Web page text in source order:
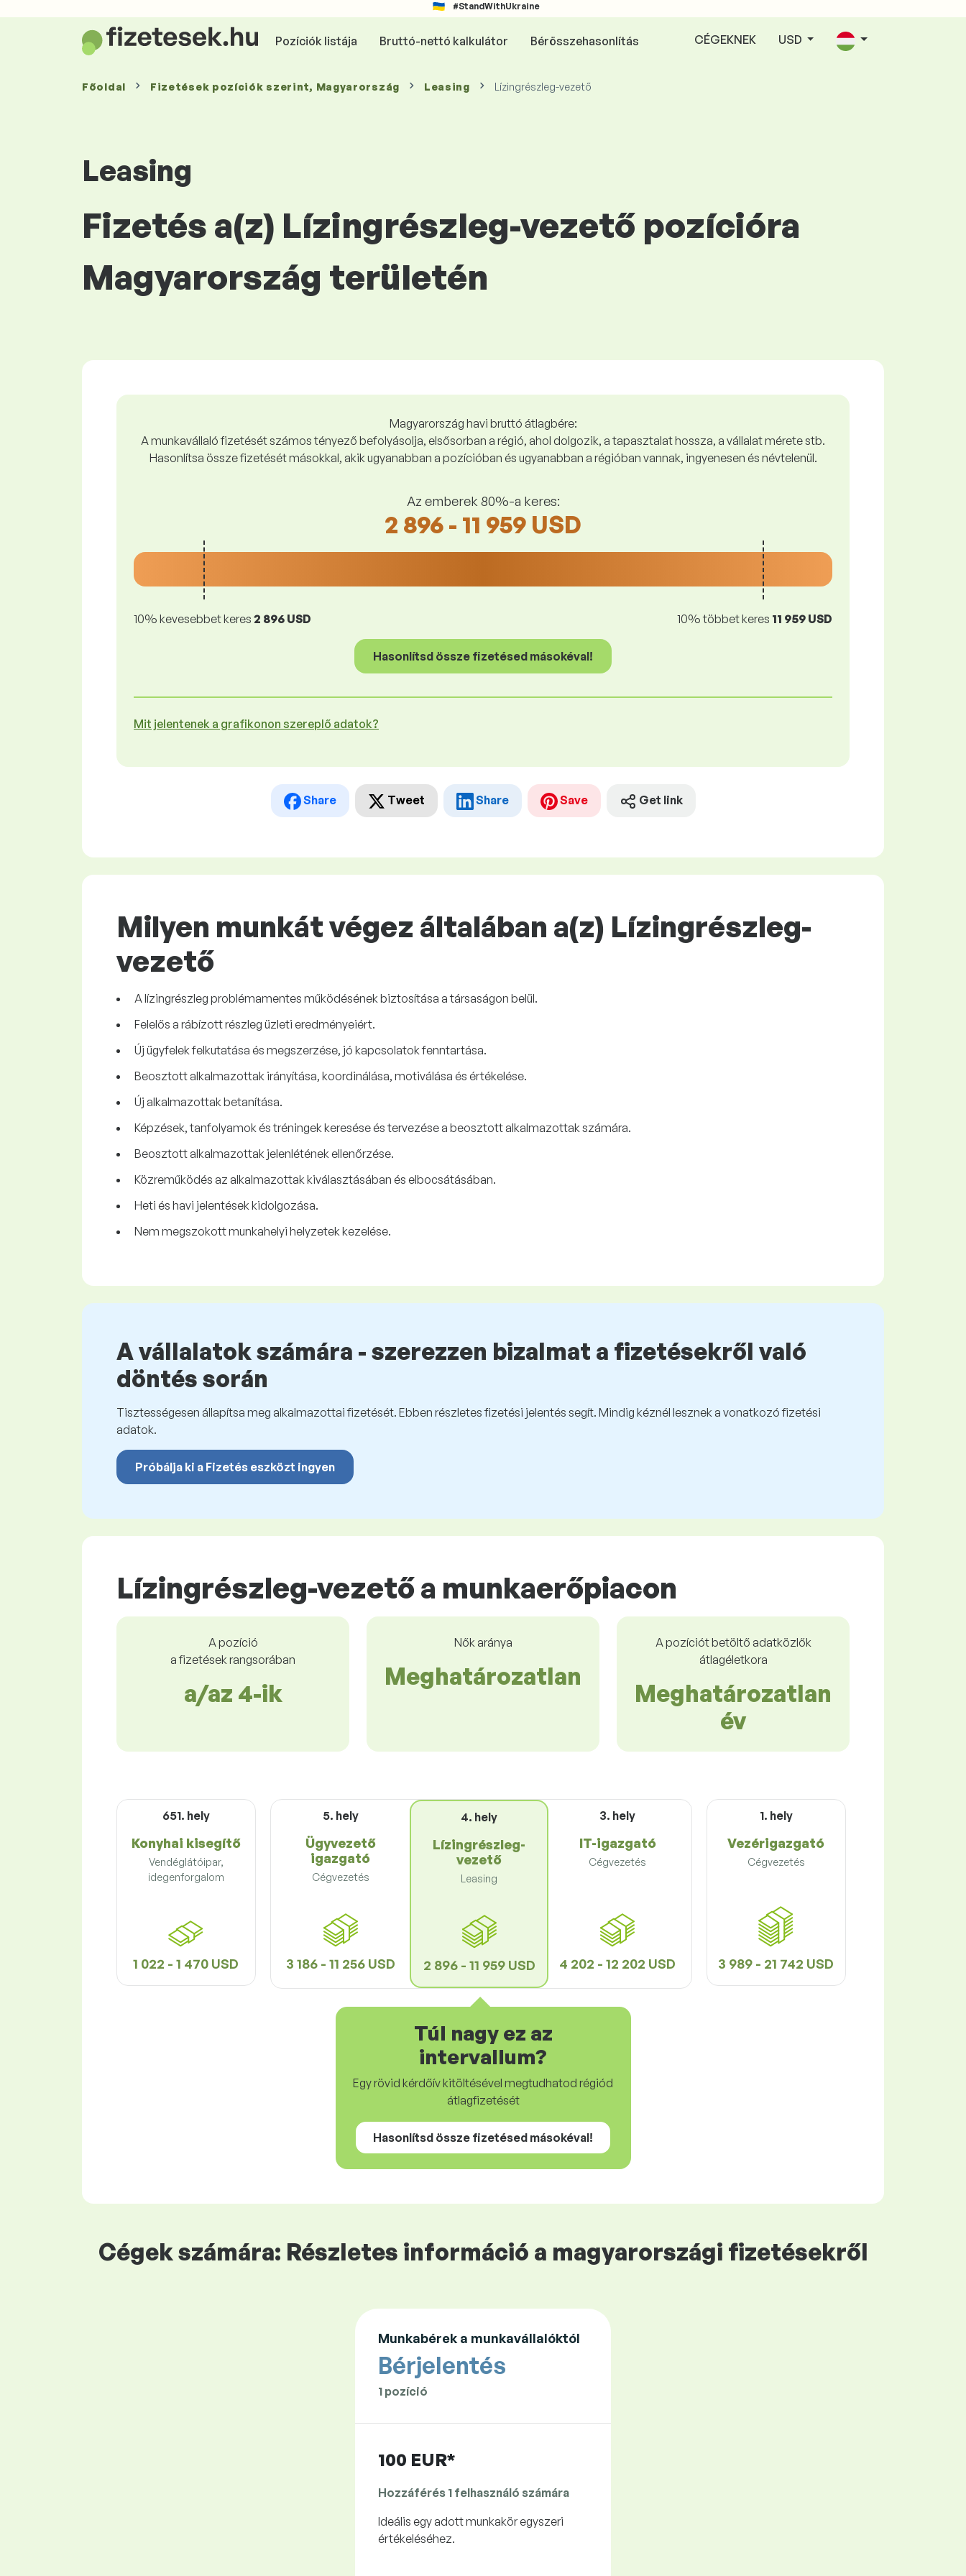
#StandWithUkraine
Pozíciók listája Bruttó-nettó kalkulátor Bérösszehasonlítás CÉGEKNEK USD
Főoldal Fizetések pozíciók szerint, Magyarország Leasing Lízingrészleg-vezető
Leasing
Fizetés a(z) Lízingrészleg-vezető pozícióra
Magyarország területén
Magyarország havi bruttó átlagbére:
A munkavállaló fizetését számos tényező befolyásolja, elsősorban a régió, ahol dolgozik, a tapasztalat hossza, a vállalat mérete stb.
Hasonlítsa össze fizetését másokkal, akik ugyanabban a pozícióban és ugyanabban a régióban vannak, ingyenesen és névtelenül.
Az emberek 80%-a keres:
2 896 - 11 959 USD
10% kevesebbet keres 2 896 USD 10% többet keres 11 959 USD
Hasonlítsd össze fizetésed másokéval!
Mit jelentenek a grafikonon szereplő adatok?
Share Tweet Share Save Get link
Milyen munkát végez általában a(z) Lízingrészleg-
vezető
A lízingrészleg problémamentes működésének biztosítása a társaságon belül.
Felelős a rábízott részleg üzleti eredményeiért.
Új ügyfelek felkutatása és megszerzése, jó kapcsolatok fenntartása.
Beosztott alkalmazottak irányítása, koordinálása, motiválása és értékelése.
Új alkalmazottak betanítása.
Képzések, tanfolyamok és tréningek keresése és tervezése a beosztott alkalmazottak számára.
Beosztott alkalmazottak jelenlétének ellenőrzése.
Közreműködés az alkalmazottak kiválasztásában és elbocsátásában.
Heti és havi jelentések kidolgozása.
Nem megszokott munkahelyi helyzetek kezelése.
A vállalatok számára - szerezzen bizalmat a fizetésekről való
döntés során
Tisztességesen állapítsa meg alkalmazottai fizetését. Ebben részletes fizetési jelentés segít. Mindig kéznél lesznek a vonatkozó fizetési
adatok.
Próbálja ki a Fizetés eszközt ingyen
Lízingrészleg-vezető a munkaerőpiacon
A pozíció
a fizetések rangsorában
a/az 4-ik
Nők aránya
Meghatározatlan
A pozíciót betöltő adatközlők
átlagéletkora
Meghatározatlan
év
651. hely
Konyhai kisegítő
Vendéglátóipar,
idegenforgalom
1 022 - 1 470 USD
5. hely
Ügyvezető
igazgató
Cégvezetés
3 186 - 11 256 USD
4. hely
Lízingrészleg-
vezető
Leasing
2 896 - 11 959 USD
3. hely
IT-igazgató
Cégvezetés
4 202 - 12 202 USD
1. hely
Vezérigazgató
Cégvezetés
3 989 - 21 742 USD
Túl nagy ez az
intervallum?
Egy rövid kérdőív kitöltésével megtudhatod régiód
átlagfizetését
Hasonlítsd össze fizetésed másokéval!
Cégek számára: Részletes információ a magyarországi fizetésekről
Munkabérek a munkavállalóktól
Bérjelentés
1 pozíció
100 EUR*
Hozzáférés 1 felhasználó számára
Ideális egy adott munkakör egyszeri
értékeléséhez.